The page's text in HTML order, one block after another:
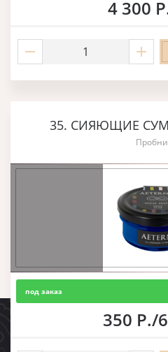
4 300
35. СИЯЮЩИЕ
под заказ
350 Р./